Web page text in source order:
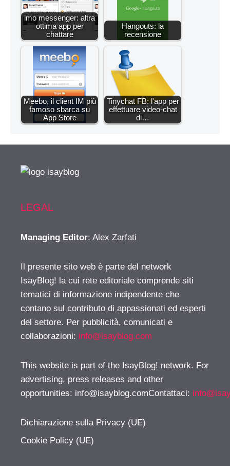
imo messenger: altra
ottima app per
chattare
Hangouts: la
recensione
Meebo, il client IM più
famoso sbarca su
App Store
Tinychat FB: l'app per
effettuare video-chat
di…
LEGAL
Managing Editor: Alex Zarfati
Il presente sito web è parte del network
IsayBlog! la cui rete editoriale comprende siti
tematici di informazione indipendente che
contano sul contributo di appassionati ed esperti
del settore. Per pubblicità, comunicati e
collaborazioni: info@isayblog.com
This website is part of the IsayBlog! network. For
advertising, press releases and other
opportunities: info@isayblog.comContattaci:
Dichiarazione sulla Privacy (UE)
Cookie Policy (UE)